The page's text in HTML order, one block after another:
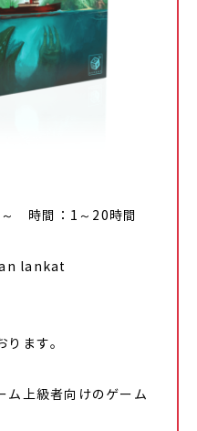
時間：1～20時間
lankat
ます。
上級者向けのゲーム